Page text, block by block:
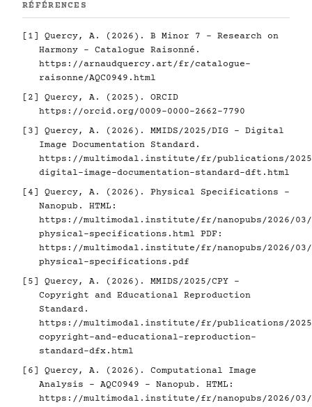
RÉFÉRENCES
[1]
Quercy, A. (2026). B Minor 7 - Research on
Harmony - Catalogue Raisonné.
https://arnaudquercy.art/fr/catalogue-
raisonne/AQC0949.html
[2]
Quercy, A. (2025). ORCID
https://orcid.org/0009-0000-2662-7790
[3]
Quercy, A. (2026). MMIDS/2025/DIG - Digital
Image Documentation Standard.
https://multimodal.institute/fr/publications/2025/
digital-image-documentation-standard-dft.html
[4]
Quercy, A. (2026). Physical Specifications -
Nanopub. HTML:
https://multimodal.institute/fr/nanopubs/2026/03/
physical-specifications.html PDF:
https://multimodal.institute/fr/nanopubs/2026/03/
physical-specifications.pdf
[5]
Quercy, A. (2026). MMIDS/2025/CPY -
Copyright and Educational Reproduction
Standard.
https://multimodal.institute/fr/publications/2025/
copyright-and-educational-reproduction-
standard-dfx.html
[6]
Quercy, A. (2026). Computational Image
Analysis - AQC0949 - Nanopub. HTML:
https://multimodal.institute/fr/nanopubs/2026/03/